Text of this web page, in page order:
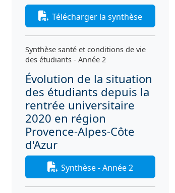
Télécharger la synthèse
Synthèse santé et conditions de vie
des étudiants - Année 2
Évolution de la situation
des étudiants depuis la
rentrée universitaire
2020 en région
Provence-Alpes-Côte
d'Azur
Synthèse - Année 2